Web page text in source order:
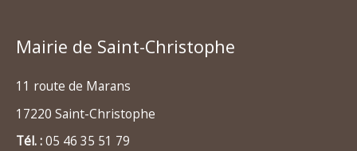
Mairie de Saint-Christophe
11 route de Marans
17220 Saint-Christophe
Tél. :05 46 35 51 79